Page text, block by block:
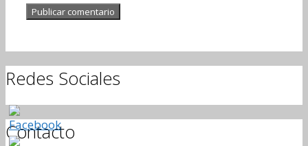
Redes Sociales
Contacto